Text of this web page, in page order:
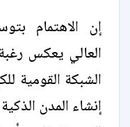
إن الاهتمام
العالي يعكس
الشبكة القومية
إنشاء المدن